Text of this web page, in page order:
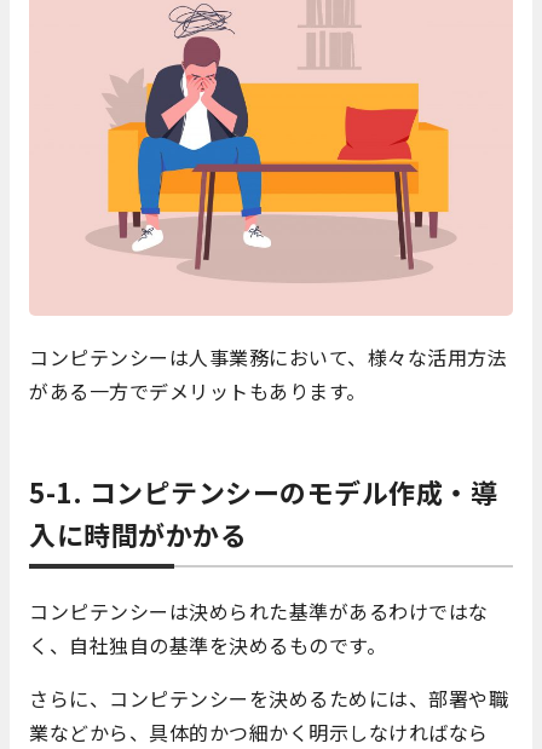
コンピテンシーは人事業務において、様々な活用方法
がある一方でデメリットもあります。
5-1. コンピテンシーのモデル作成・導
入に時間がかかる
コンピテンシーは決められた基準があるわけではな
く、自社独自の基準を決めるものです。
さらに、コンピテンシーを決めるためには、部署や職
業などから、具体的かつ細かく明示しなければなら